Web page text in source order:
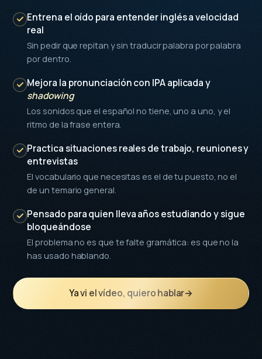
Entrena el oído para entender inglés a velocidad
real
Sin pedir que repitan y sin traducir palabra por palabra
por dentro.
Mejora la pronunciación con IPA aplicada y
shadowing
Los sonidos que el español no tiene, uno a uno, y el
ritmo de la frase entera.
Practica situaciones reales de trabajo, reuniones y
entrevistas
El vocabulario que necesitas es el de tu puesto, no el
de un temario general.
Pensado para quien lleva años estudiando y sigue
bloqueándose
El problema no es que te falte gramática: es que no la
has usado hablando.
Ya vi el vídeo, quiero hablar→